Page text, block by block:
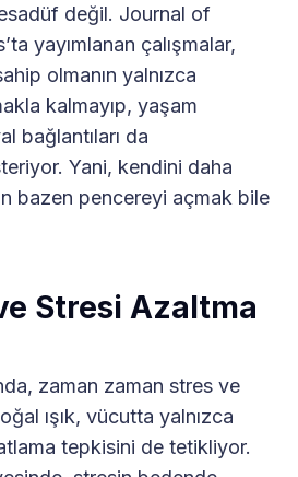
değil. Journal of
yayımlanan çalışmalar,
olmanın yalnızca
kalmayıp, yaşam
bağlantıları da
Yani, kendini daha
bazen pencereyi açmak bile
Stresi Azaltma
zaman zaman stres ve
ışık, vücutta yalnızca
tepkisini de tetikliyor.